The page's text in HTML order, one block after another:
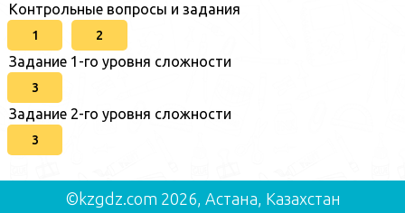
Контрольные вопросы и задания
1 2
Задание 1-го уровня сложности
3
Задание 2-го уровня сложности
3
©kzgdz.com 2026, Астана, Казахстан